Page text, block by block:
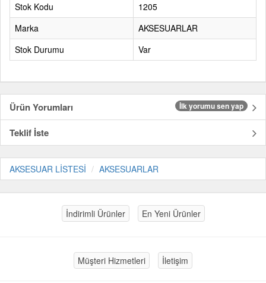
Stok Kodu
1205
Marka
AKSESUARLAR
Stok Durumu
Var
Ürün Yorumları İlk yorumu sen yap
Teklif İste
AKSESUAR LİSTESİ AKSESUARLAR
İndirimli Ürünler En Yeni Ürünler
Müşteri Hizmetleri İletişim